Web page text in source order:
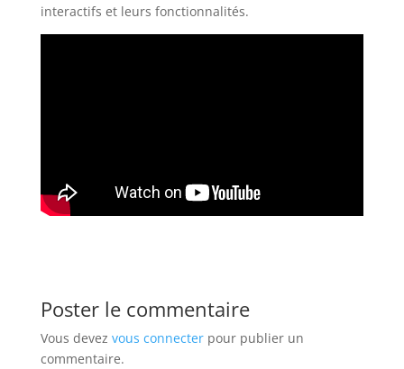
interactifs et leurs fonctionnalités.
Poster le commentaire
Vous devez vous connecterpour publier un
commentaire.